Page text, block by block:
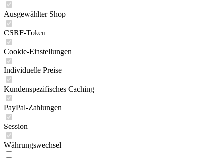
Ausgewählter Shop
CSRF-Token
Cookie-Einstellungen
Individuelle Preise
Kundenspezifisches Caching
PayPal-Zahlungen
Session
Währungswechsel